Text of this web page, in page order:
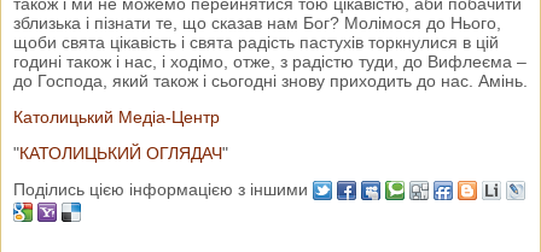
зблизька і пізнати те, що сказав нам Бог? Молімося до Нього,
щоби свята цікавість і свята радість пастухів торкнулися в цій
годині також і нас, і ходімо, отже, з радістю туди, до Вифлеєма –
до Господа, який також і сьогодні знову приходить до нас. Амінь.
Католицький Медіа-Центр
"КАТОЛИЦЬКИЙ ОГЛЯДАЧ"
Поділись цією інформацією з іншими